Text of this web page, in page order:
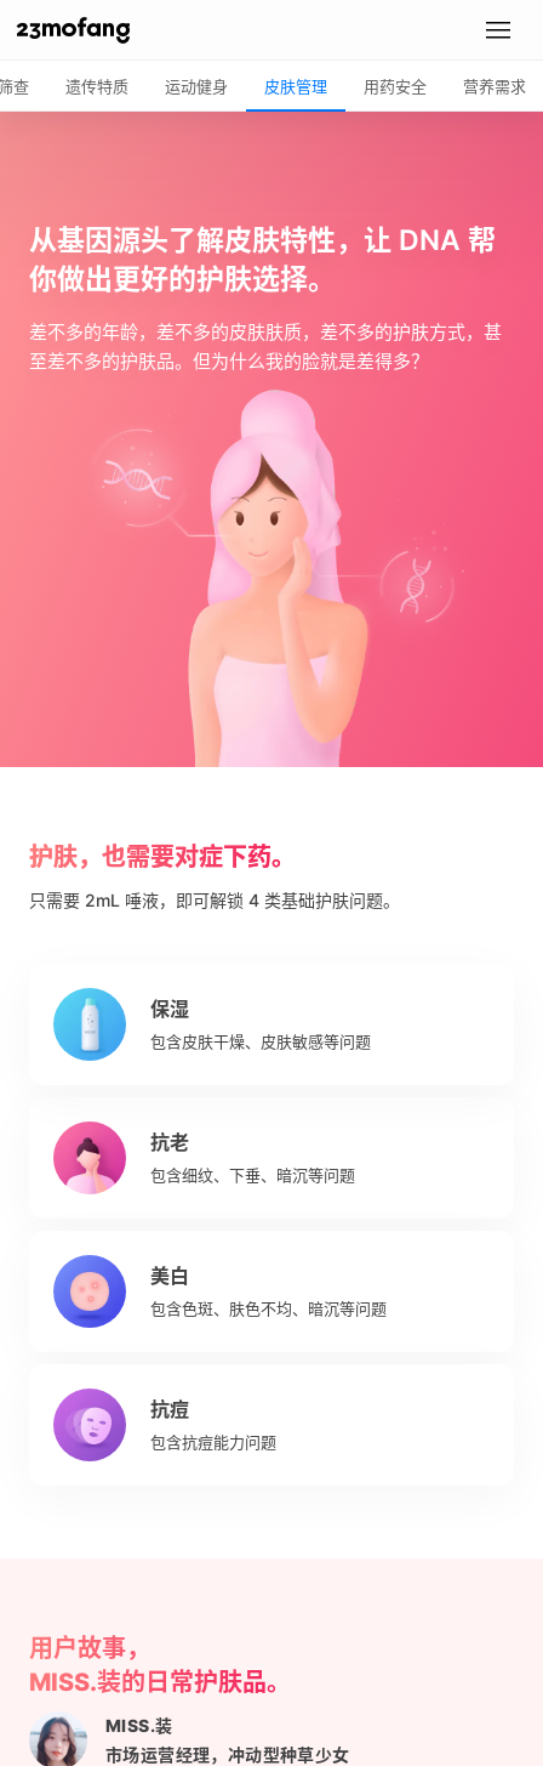
查 遗传特质 运动健身 皮肤管理 用药安全 营养需求
从基因源头了解皮肤特性， 让 DNA 帮
你做出更好的护肤选择。
差不多的年龄，差不多的皮肤肤质，差不多的护肤方式，甚
至差不多的护肤品。但为什么我的脸就是差得多？
护肤，也需要对症下药。
只需要 2mL 唾液，即可解锁 4 类基础护肤问题。
保湿
包含皮肤干燥、皮肤敏感等问题
抗老
包含细纹、下垂、暗沉等问题
美白
包含色斑、肤色不均、暗沉等问题
抗痘
包含抗痘能力问题
用户故事，
MISS.装的日常护肤品。
MISS.装
市场运营经理，冲动型种草少女